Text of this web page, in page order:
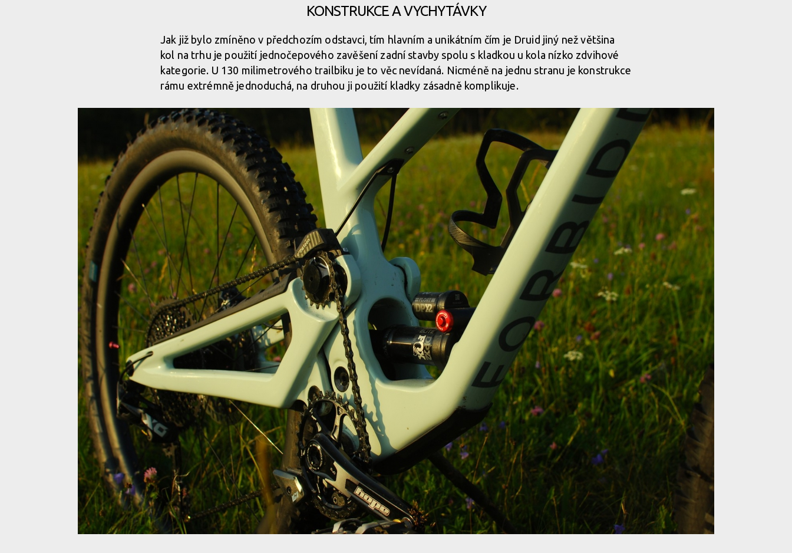
KONSTRUKCE A VYCHYTÁVKY
Jak již bylo zmíněno v předchozím odstavci, tím hlavním a unikátním čím je Druid jiný než většina
kol na trhu je použití jednočepového zavěšení zadní stavby spolu s kladkou u kola nízko zdvihové
kategorie. U 130 milimetrového trailbiku je to věc nevídaná. Nicméně na jednu stranu je konstrukce
rámu extrémně jednoduchá, na druhou ji použití kladky zásadně komplikuje.